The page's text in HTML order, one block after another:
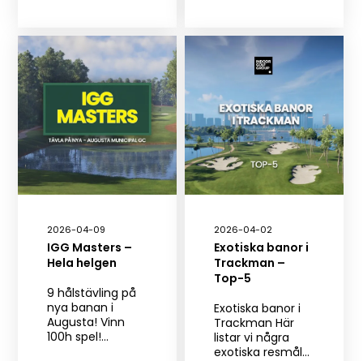
2026-04-09
IGG Masters –
Hela helgen
9 hålstävling på
nya banan i
Augusta! Vinn
100h spel!…
2026-04-02
Exotiska banor i
Trackman –
Top-5
Exotiska banor i
Trackman Här
listar vi några
exotiska resmål…